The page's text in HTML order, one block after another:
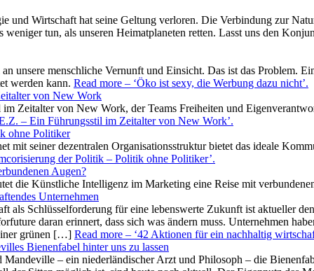
und Wirtschaft hat seine Geltung verloren. Die Verbindung zur
tun, als unseren Heimatplaneten retten. Lasst uns den
an unsere menschliche Vernunft und Einsicht. Das ist das
werden kann. Read more – ‘Öko ist sexy, die Werbung dazu nicht’.
von New Work
Zeitalter von New Work, der Teams Freiheiten und
– Ein Führungsstil im Zeitalter von New Work’.
ohne Politiker
mit seiner dezentralen Organisationsstruktur bietet das ideale
der Politik – Politik ohne Politiker’.
Augen?
die Künstliche Intelligenz im Marketing eine Reise mit
Unternehmen
als Schlüsselforderung für eine lebenswerte Zukunft ist aktueller
daran erinnert, dass sich was ändern muss. Unternehmen
grünen […] Read more – ‘42 Aktionen für ein nachhaltig
Bienenfabel hinter uns zu lassen
Mandeville – ein niederländischer Arzt und Philosoph – die